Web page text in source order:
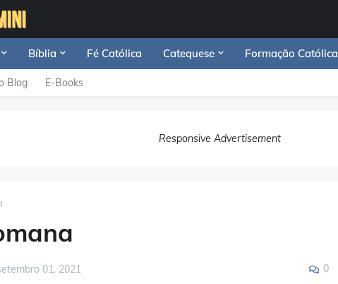
Bíblia Fé Católica Catequese Formação Católica
Blog E-Books
Responsive Advertisement
01, 2021 0